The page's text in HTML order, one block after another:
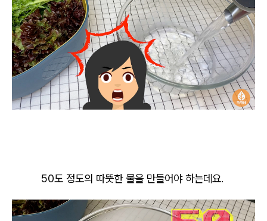
50도 정도의 따뜻한 물을 만들어야 하는데요.